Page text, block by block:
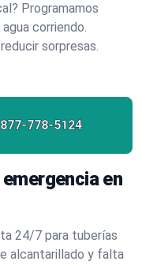
Programamos
corriendo.
sorpresas.
778-5124
en
24/7 para tuberías
alcantarillado y falta